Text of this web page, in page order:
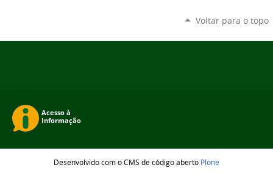
Voltar para o topo
Desenvolvido com o CMS de código aberto Plone